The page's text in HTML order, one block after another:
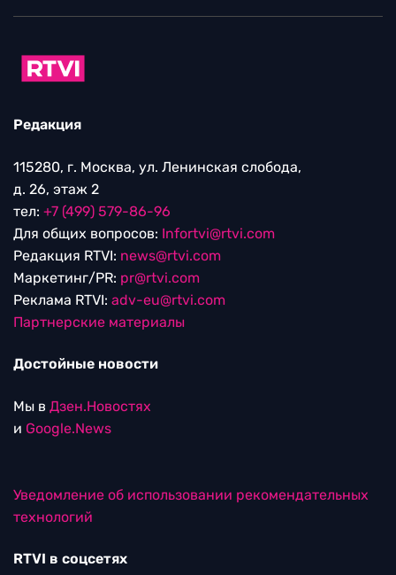
Редакция
115280, г. Москва, ул. Ленинская слобода,
д. 26, этаж 2
тел: +7 (499) 579-86-96
Для общих вопросов: Infortvi@rtvi.com
Редакция RTVI: news@rtvi.com
Маркетинг/PR: pr@rtvi.com
Реклама RTVI: adv-eu@rtvi.com
Партнерские материалы
Достойные новости
Мы в Дзен.Новостях
и Google.News
Уведомление об использовании рекомендательных
технологий
RTVI в соцсетях